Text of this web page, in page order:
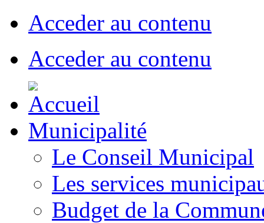
Acceder au contenu
Acceder au contenu
Municipalité
Le Conseil Municipal
Les services
Budget de la